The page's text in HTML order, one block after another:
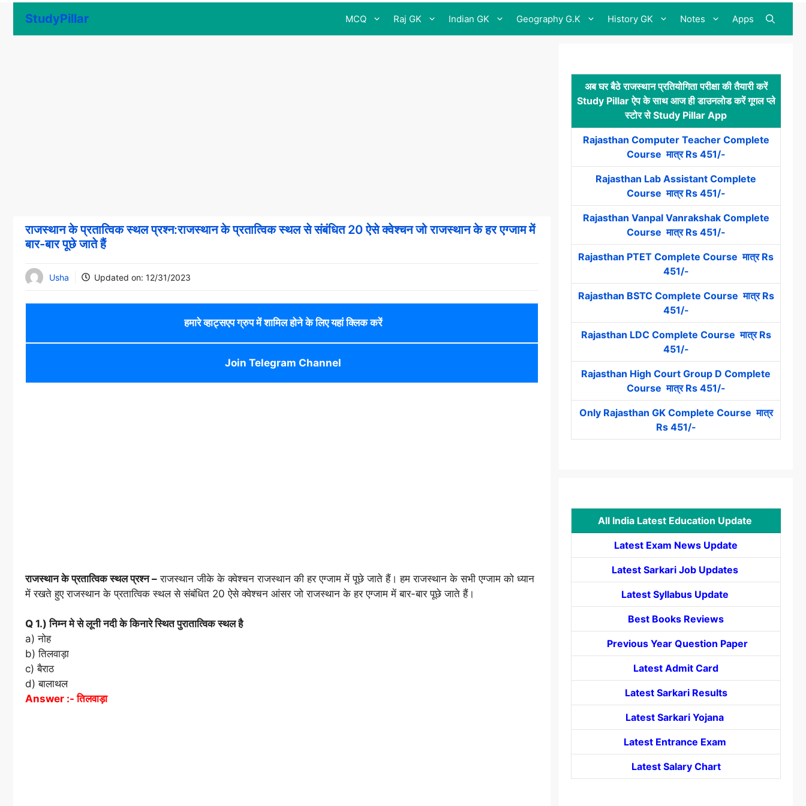
content
StudyPillar MCQ Raj GK Indian GK Geography G.K History GK Notes Apps
राजस्थान के प्रतात्विक स्थल प्रश्न:राजस्थान के प्रतात्विक स्थल से संबंधित 20 ऐसे क्वेश्चन जो राजस्थान के हर एग्जाम में
बार-बार पूछे जाते हैं
Usha Updated on: 12/31/2023
हमारे व्हाट्सएप ग्रुप में शामिल होने के लिए यहां क्लिक करें
Join Telegram Channel
राजस्थान के प्रतात्विक स्थल प्रश्न – राजस्थान जीके के क्वेश्चन राजस्थान की हर एग्जाम में पूछे जाते हैं। हम राजस्थान के सभी एग्जाम को ध्यान
में रखते हुए राजस्थान के प्रतात्विक स्थल से संबंधित 20 ऐसे क्वेश्चन आंसर जो राजस्थान के हर एग्जाम में बार-बार पूछे जाते हैं।
Q 1.) निम्न मे से लूनी नदी के किनारे स्थित पुरातात्विक स्थल है
a) नोह
b) तिलवाड़ा
c) बैराठ
d) बालाथल
Answer :- तिलवाड़ा
अब घर बैठे राजस्थान प्रतियोगिता परीक्षा की तैयारी करें
Study Pillar ऐप के साथ आज ही डाउनलोड करें गूगल प्ले
स्टोर से Study Pillar App
Rajasthan Computer Teacher Complete
Course मात्र Rs 451/-
Rajasthan Lab Assistant Complete
Course मात्र Rs 451/-
Rajasthan Vanpal Vanrakshak Complete
Course मात्र Rs 451/-
Rajasthan PTET Complete Course मात्र Rs
451/-
Rajasthan BSTC Complete Course मात्र Rs
451/-
Rajasthan LDC Complete Course मात्र Rs
451/-
Rajasthan High Court Group D Complete
Course मात्र Rs 451/-
Only Rajasthan GK Complete Course मात्र
Rs 451/-
All India Latest Education Update
Latest Exam News Update
Latest Sarkari Job Updates
Latest Syllabus Update
Best Books Reviews
Previous Year Question Paper
Latest Admit Card
Latest Sarkari Results
Latest Sarkari Yojana
Latest Entrance Exam
Latest Salary Chart